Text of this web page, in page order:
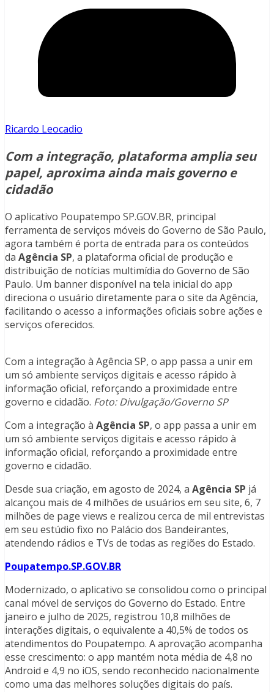
Ricardo Leocadio
Com a integração, plataforma amplia seu
papel, aproxima ainda mais governo e
cidadão
O aplicativo Poupatempo SP.GOV.BR, principal
ferramenta de serviços móveis do Governo de São Paulo,
agora também é porta de entrada para os conteúdos
da Agência SP, a plataforma oficial de produção e
distribuição de notícias multimídia do Governo de São
Paulo. Um banner disponível na tela inicial do app
direciona o usuário diretamente para o site da Agência,
facilitando o acesso a informações oficiais sobre ações e
serviços oferecidos.
Com a integração à Agência SP, o app passa a unir em
um só ambiente serviços digitais e acesso rápido à
informação oficial, reforçando a proximidade entre
governo e cidadão. Foto: Divulgação/Governo SP
Com a integração à Agência SP, o app passa a unir em
um só ambiente serviços digitais e acesso rápido à
informação oficial, reforçando a proximidade entre
governo e cidadão.
Desde sua criação, em agosto de 2024, a Agência SP já
alcançou mais de 4 milhões de usuários em seu site, 6, 7
milhões de page views e realizou cerca de mil entrevistas
em seu estúdio fixo no Palácio dos Bandeirantes,
atendendo rádios e TVs de todas as regiões do Estado.
Poupatempo.SP.GOV.BR
Modernizado, o aplicativo se consolidou como o principal
canal móvel de serviços do Governo do Estado. Entre
janeiro e julho de 2025, registrou 10,8 milhões de
interações digitais, o equivalente a 40,5% de todos os
atendimentos do Poupatempo. A aprovação acompanha
esse crescimento: o app mantém nota média de 4,8 no
Android e 4,9 no iOS, sendo reconhecido nacionalmente
como uma das melhores soluções digitais do país.